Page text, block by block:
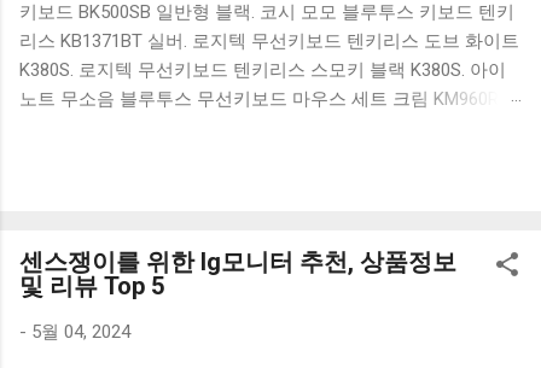
키보드 BK500SB 일반형 블랙. 코시 모모 블루투스 키보드 텐키
리스 KB1371BT 실버. 로지텍 무선키보드 텐키리스 도브 화이트
K380S. 로지텍 무선키보드 텐키리스 스모키 블랙 K380S. 아이
노트 무소음 블루투스 무선키보드 마우스 세트 크림 KM960RB
혜택을 놓치지 마세요. 다양한 할인 혜택과 빠른배송 혜택을 놓
치지 않도록 먼저 확인해보세요. 추가할인 확인하기 상품 하나
를 사더라도 종류도 많고, 가격도 다양해서 결정이 많이 어려우
센스쟁이를 위한 lg모니터 추천, 상품정보
및 리뷰 Top 5
- 5월 04, 2024